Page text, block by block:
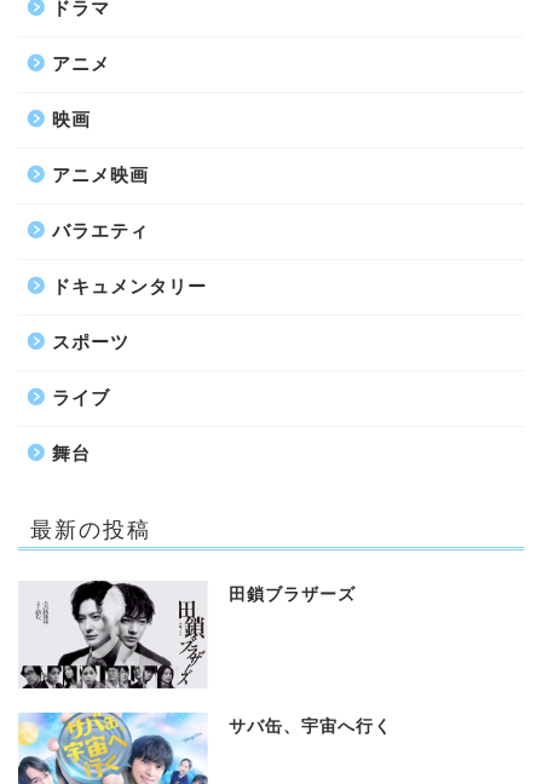
ドラマ
アニメ
映画
アニメ映画
バラエティ
ドキュメンタリー
スポーツ
ライブ
舞台
最新の投稿
田鎖ブラザーズ
サバ缶、宇宙へ行く